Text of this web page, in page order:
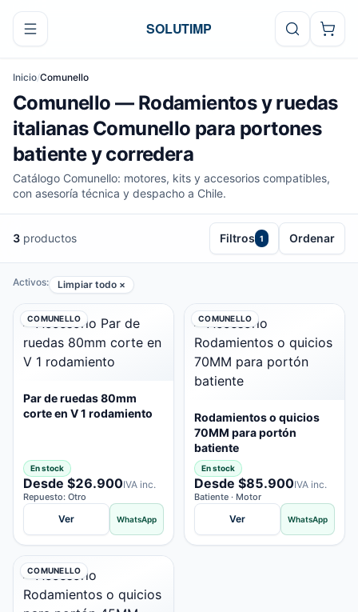
Ir al contenido
SOLUTIMP
Inicio/Comunello
Comunello — Rodamientos y ruedas
italianas Comunello para portones
batiente y corredera
Catálogo Comunello: motores, kits y accesorios compatibles,
con asesoría técnica y despacho a Chile.
3 productos Filtros 1 Ordenar
Activos: Limpiar todo ×
COMUNELLO
Par de ruedas 80mm
corte en V 1 rodamiento
En stock
Desde $26.900IVA inc.
Repuesto: Otro
Ver WhatsApp
COMUNELLO
Rodamientos o quicios
70MM para portón
batiente
En stock
Desde $85.900IVA inc.
Batiente · Motor
Ver WhatsApp
COMUNELLO